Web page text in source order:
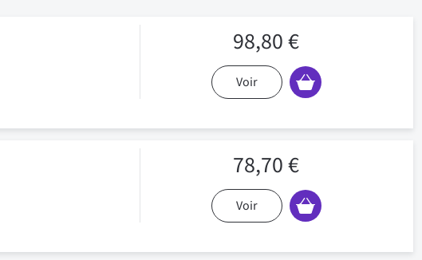
98,80 €
Voir
78,70 €
Voir